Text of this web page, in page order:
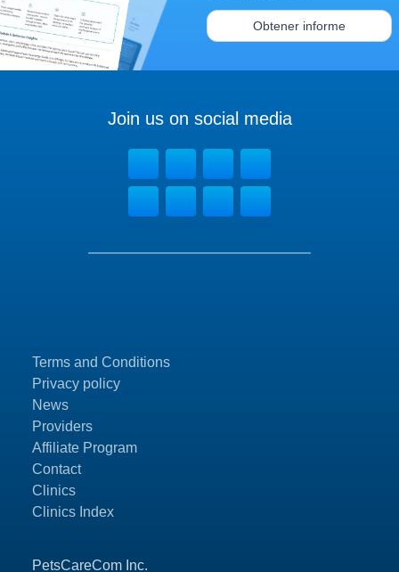
Obtener informe
PetsCareCom Inc.
Terms and Conditions
Privacy policy
News
Providers
Affiliate Program
Contact
Clinics
Clinics Index
Join us on social media